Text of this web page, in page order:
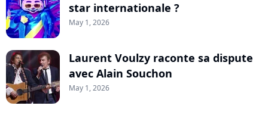
star internationale ?
May 1, 2026
Laurent Voulzy raconte sa dispute
avec Alain Souchon
May 1, 2026